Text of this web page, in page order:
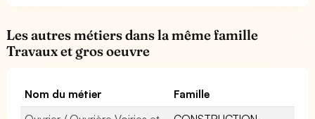
Les autres métiers dans la même famille
Travaux et gros oeuvre
Nom du métier
Famille